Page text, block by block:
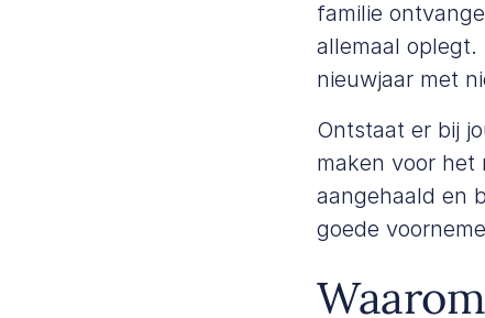
familie
allemaal oplegt.
nieuwjaar met
Ontstaat er bij
maken voor het
aangehaald en
goede